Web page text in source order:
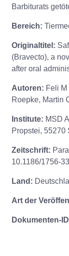
Barbiturats
Bereich:
Originaltitel:
(Bravecto), a
after oral
Autoren: Feli
Roepke, Martin
Institute: MSD
Propstei, 55270
Zeitschrift:
10.1186/1756-
Land:
Art der
Dokumenten-